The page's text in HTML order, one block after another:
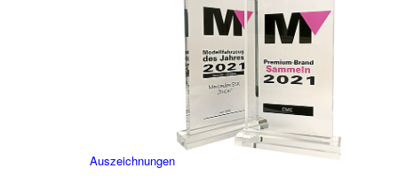
Auszeichnungen